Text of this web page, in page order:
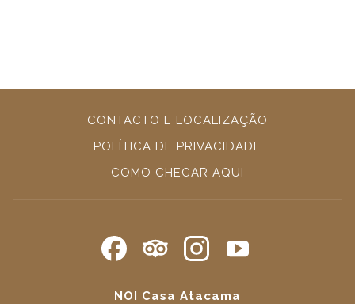
CONTACTO E LOCALIZAÇÃO
POLÍTICA DE PRIVACIDADE
COMO CHEGAR AQUI
PESTANA
NOI Casa Atacama